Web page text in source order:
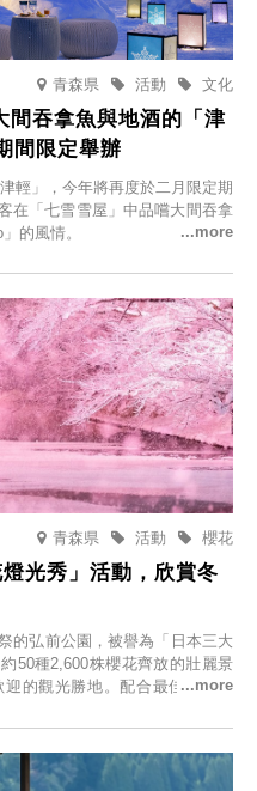
青森県 文化
活動
間吞拿魚與地酒的「津
間限定舉辦
輕」，今年將再度於二月限定期
在「七雪雪屋」中品嚐大間吞拿
的風情。
青森県 櫻花
活動
光秀」活動，欣賞冬
的弘前公園，被譽為「日本三大
50種2,600株櫻花齊放的壯麗景
的觀光勝地。配合最佳觀雪時